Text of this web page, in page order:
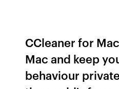
CCleaner for
Mac and keep
behaviour